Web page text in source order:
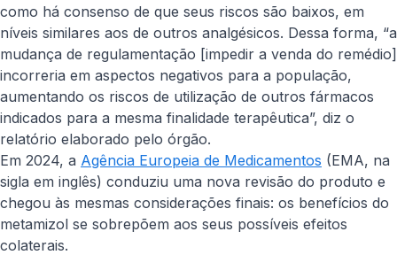
como há consenso de que seus riscos são baixos, em
níveis similares aos de outros analgésicos. Dessa forma, “a
mudança de regulamentação [impedir a venda do remédio]
incorreria em aspectos negativos para a população,
aumentando os riscos de utilização de outros fármacos
indicados para a mesma finalidade terapêutica”, diz o
relatório elaborado pelo órgão.
Em 2024, a Agência Europeia de Medicamentos (EMA, na
sigla em inglês) conduziu uma nova revisão do produto e
chegou às mesmas considerações finais: os benefícios do
metamizol se sobrepõem aos seus possíveis efeitos
colaterais.